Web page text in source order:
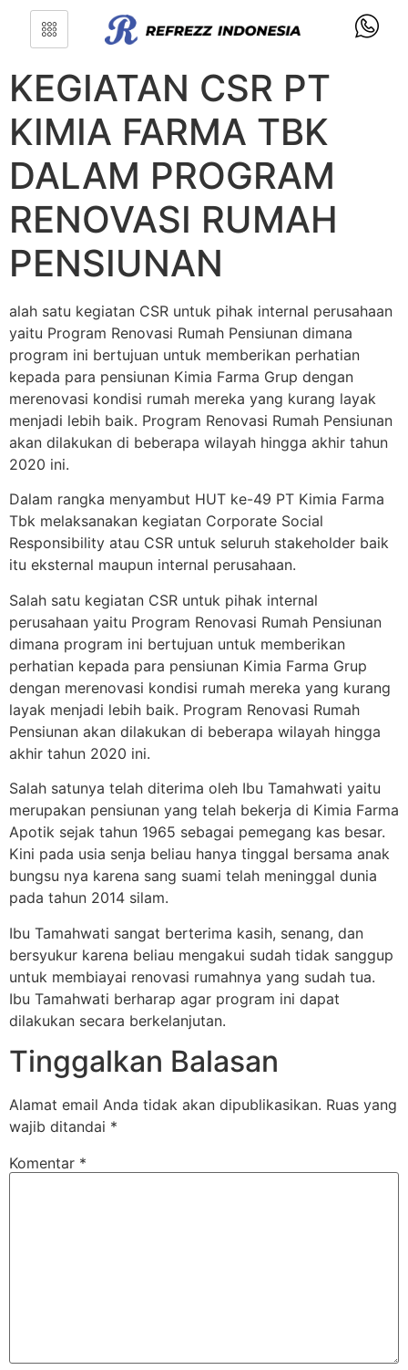
KEGIATAN CSR PT
KIMIA FARMA TBK
DALAM PROGRAM
RENOVASI RUMAH
PENSIUNAN
alah satu kegiatan CSR untuk pihak internal perusahaan
yaitu Program Renovasi Rumah Pensiunan dimana
program ini bertujuan untuk memberikan perhatian
kepada para pensiunan Kimia Farma Grup dengan
merenovasi kondisi rumah mereka yang kurang layak
menjadi lebih baik. Program Renovasi Rumah Pensiunan
akan dilakukan di beberapa wilayah hingga akhir tahun
2020 ini.
Dalam rangka menyambut HUT ke-49 PT Kimia Farma
Tbk melaksanakan kegiatan Corporate Social
Responsibility atau CSR untuk seluruh stakeholder baik
itu eksternal maupun internal perusahaan.
Salah satu kegiatan CSR untuk pihak internal
perusahaan yaitu Program Renovasi Rumah Pensiunan
dimana program ini bertujuan untuk memberikan
perhatian kepada para pensiunan Kimia Farma Grup
dengan merenovasi kondisi rumah mereka yang kurang
layak menjadi lebih baik. Program Renovasi Rumah
Pensiunan akan dilakukan di beberapa wilayah hingga
akhir tahun 2020 ini.
Salah satunya telah diterima oleh Ibu Tamahwati yaitu
merupakan pensiunan yang telah bekerja di Kimia Farma
Apotik sejak tahun 1965 sebagai pemegang kas besar.
Kini pada usia senja beliau hanya tinggal bersama anak
bungsu nya karena sang suami telah meninggal dunia
pada tahun 2014 silam.
Ibu Tamahwati sangat berterima kasih, senang, dan
bersyukur karena beliau mengakui sudah tidak sanggup
untuk membiayai renovasi rumahnya yang sudah tua.
Ibu Tamahwati berharap agar program ini dapat
dilakukan secara berkelanjutan.
Tinggalkan Balasan
Alamat email Anda tidak akan dipublikasikan. Ruas yang
wajib ditandai *
Komentar *